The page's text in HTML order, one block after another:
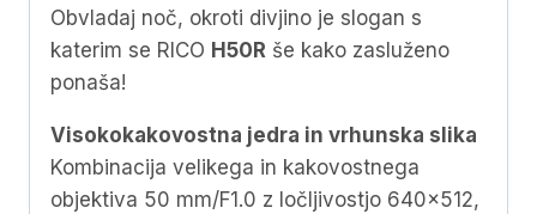
Obvladaj noč, okroti divjino je slogan s
katerim se RICO H50R še kako zasluženo
ponaša!
Visokokakovostna jedra in vrhunska slika
Kombinacija velikega in kakovostnega
objektiva 50 mm/F1.0 z ločljivostjo 640×512,